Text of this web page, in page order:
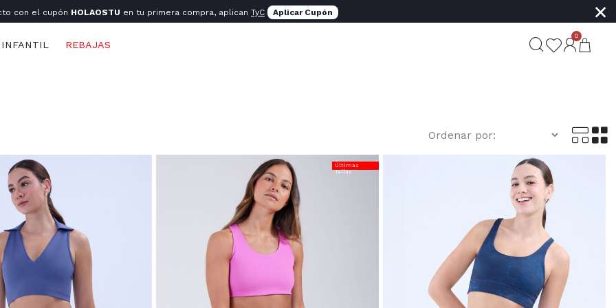
con el cupón HOLAOSTU en tu primera compra, aplican TyC Aplicar Cupón ×
INFANTIL REBAJAS
0
Últimas
Tallas